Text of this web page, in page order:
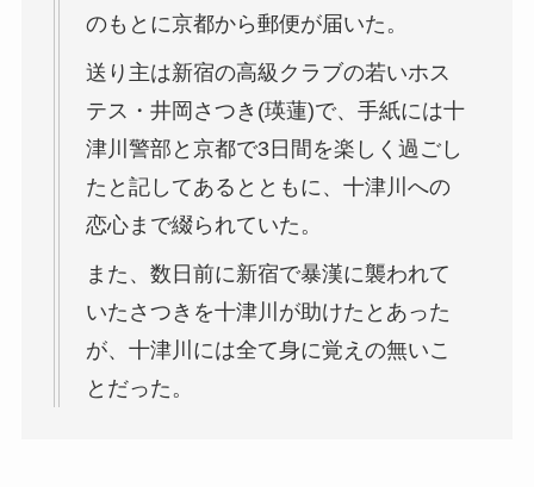
のもとに京都から郵便が届いた。
送り主は新宿の高級クラブの若いホス
テス・井岡さつき(瑛蓮)で、手紙には十
津川警部と京都で3日間を楽しく過ごし
たと記してあるとともに、十津川への
恋心まで綴られていた。
また、数日前に新宿で暴漢に襲われて
いたさつきを十津川が助けたとあった
が、十津川には全て身に覚えの無いこ
とだった。